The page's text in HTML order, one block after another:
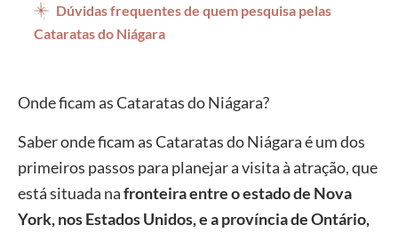
Dúvidas frequentes de quem pesquisa pelas
Cataratas do Niágara
Onde ficam as Cataratas do Niágara?
Saber onde ficam as Cataratas do Niágara é um dos
primeiros passos para planejar a visita à atração, que
está situada nafronteira entre o estado de Nova
York, nos Estados Unidos, e a província de Ontário,